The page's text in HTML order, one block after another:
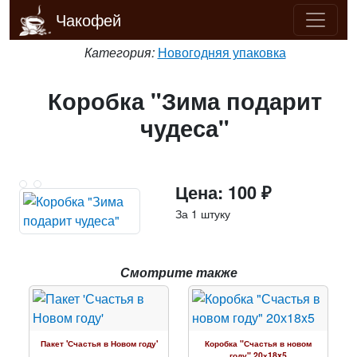
Чакофей
Категория: Новогодняя упаковка
Коробка "Зима подарит
чудеса"
Цена: 100 ₽
За 1 штуку
Смотрите также
Пакет 'Счастья в Новом году'
Коробка "Счастья в новом